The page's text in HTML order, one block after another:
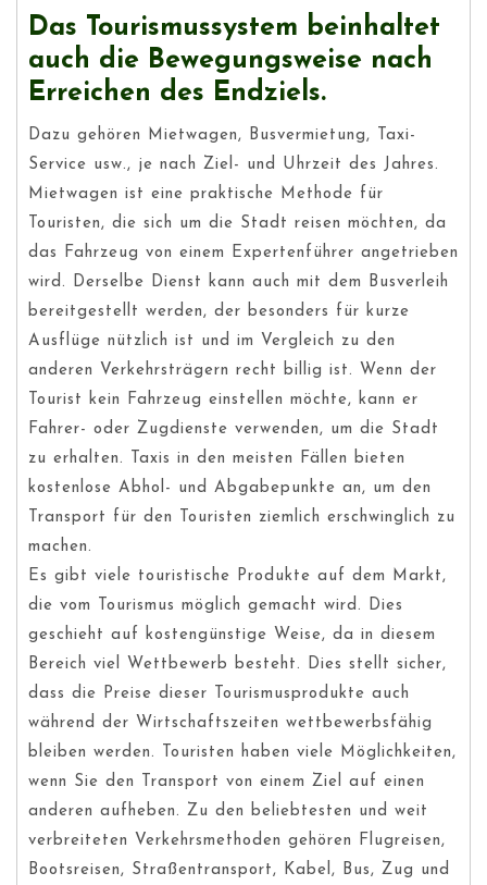
Das Tourismussystem beinhaltet
auch die Bewegungsweise nach
Erreichen des Endziels.
Dazu gehören Mietwagen, Busvermietung, Taxi-
Service usw., je nach Ziel- und Uhrzeit des Jahres.
Mietwagen ist eine praktische Methode für
Touristen, die sich um die Stadt reisen möchten, da
das Fahrzeug von einem Expertenführer angetrieben
wird. Derselbe Dienst kann auch mit dem Busverleih
bereitgestellt werden, der besonders für kurze
Ausflüge nützlich ist und im Vergleich zu den
anderen Verkehrsträgern recht billig ist. Wenn der
Tourist kein Fahrzeug einstellen möchte, kann er
Fahrer- oder Zugdienste verwenden, um die Stadt
zu erhalten. Taxis in den meisten Fällen bieten
kostenlose Abhol- und Abgabepunkte an, um den
Transport für den Touristen ziemlich erschwinglich zu
machen.
Es gibt viele touristische Produkte auf dem Markt,
die vom Tourismus möglich gemacht wird. Dies
geschieht auf kostengünstige Weise, da in diesem
Bereich viel Wettbewerb besteht. Dies stellt sicher,
dass die Preise dieser Tourismusprodukte auch
während der Wirtschaftszeiten wettbewerbsfähig
bleiben werden. Touristen haben viele Möglichkeiten,
wenn Sie den Transport von einem Ziel auf einen
anderen aufheben. Zu den beliebtesten und weit
verbreiteten Verkehrsmethoden gehören Flugreisen,
Bootsreisen, Straßentransport, Kabel, Bus, Zug und